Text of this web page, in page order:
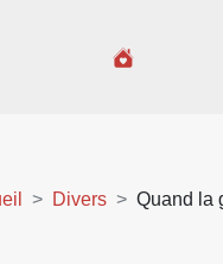
Divers Quand la